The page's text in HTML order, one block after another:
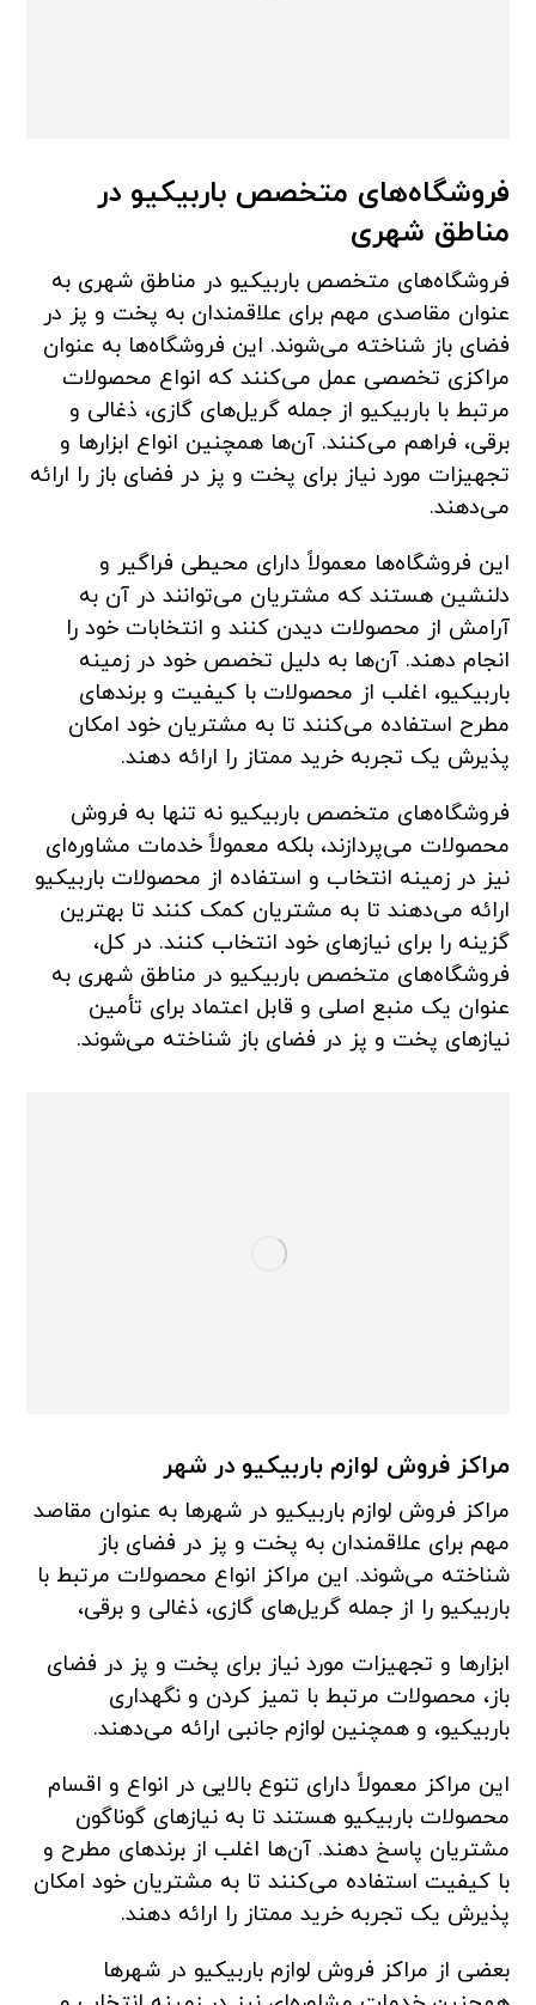
فروشگاه‌های متخصص باربیکیو در
مناطق شهری
فروشگاه‌های متخصص باربیکیو در مناطق شهری به
عنوان مقاصدی مهم برای علاقمندان به پخت و پز در
فضای باز شناخته می‌شوند. این فروشگاه‌ها به عنوان
مراکزی تخصصی عمل می‌کنند که انواع محصولات
مرتبط با باربیکیو از جمله گریل‌های گازی، ذغالی و
برقی، فراهم می‌کنند. آن‌ها همچنین انواع ابزارها و
تجهیزات مورد نیاز برای پخت و پز در فضای باز را ارائه
می‌دهند.
این فروشگاه‌ها معمولاً دارای محیطی فراگیر و
دلنشین هستند که مشتریان می‌توانند در آن به
آرامش از محصولات دیدن کنند و انتخابات خود را
انجام دهند. آن‌ها به دلیل تخصص خود در زمینه
باربیکیو، اغلب از محصولات با کیفیت و برندهای
مطرح استفاده می‌کنند تا به مشتریان خود امکان
پذیرش یک تجربه خرید ممتاز را ارائه دهند.
فروشگاه‌های متخصص باربیکیو نه تنها به فروش
محصولات می‌پردازند، بلکه معمولاً خدمات مشاوره‌ای
نیز در زمینه انتخاب و استفاده از محصولات باربیکیو
ارائه می‌دهند تا به مشتریان کمک کنند تا بهترین
گزینه را برای نیازهای خود انتخاب کنند. در کل،
فروشگاه‌های متخصص باربیکیو در مناطق شهری به
عنوان یک منبع اصلی و قابل اعتماد برای تأمین
نیازهای پخت و پز در فضای باز شناخته می‌شوند.
مراکز فروش لوازم باربیکیو در شهر
مراکز فروش لوازم باربیکیو در شهرها به عنوان مقاصد
مهم برای علاقمندان به پخت و پز در فضای باز
شناخته می‌شوند. این مراکز انواع محصولات مرتبط با
باربیکیو را از جمله گریل‌های گازی، ذغالی و برقی،
ابزارها و تجهیزات مورد نیاز برای پخت و پز در فضای
باز، محصولات مرتبط با تمیز کردن و نگهداری
باربیکیو، و همچنین لوازم جانبی ارائه می‌دهند.
این مراکز معمولاً دارای تنوع بالایی در انواع و اقسام
محصولات باربیکیو هستند تا به نیازهای گوناگون
مشتریان پاسخ دهند. آن‌ها اغلب از برندهای مطرح و
با کیفیت استفاده می‌کنند تا به مشتریان خود امکان
پذیرش یک تجربه خرید ممتاز را ارائه دهند.
بعضی از مراکز فروش لوازم باربیکیو در شهرها